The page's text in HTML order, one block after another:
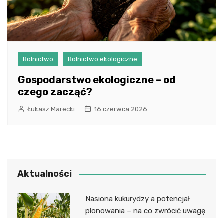
Rolnictwo Rolnictwo ekologiczne
Gospodarstwo ekologiczne – od
czego zacząć?
Łukasz Marecki 16 czerwca 2026
Aktualności
Nasiona kukurydzy a potencjał
plonowania – na co zwrócić uwagę